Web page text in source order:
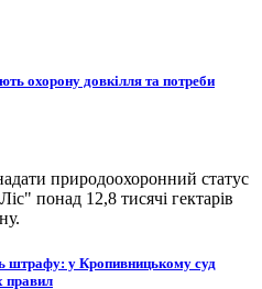
охорону довкілля та потреби
природоохоронний статус
понад 12,8 тисячі гектарів
штрафу: у Кропивницькому суд
правил